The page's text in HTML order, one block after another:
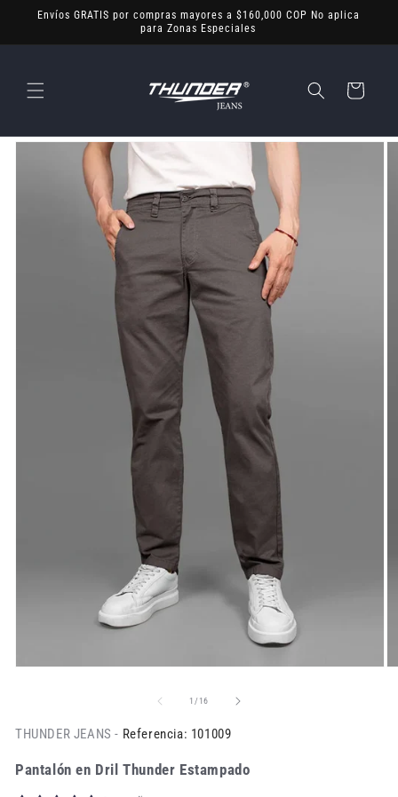
directamente
Envíos GRATIS por compras mayores a $160,000 COP No aplica
para Zonas Especiales
Carrito
directamente
información
del producto
1 /de
16
THUNDER JEANS - Referencia: 101009
Pantalón en Dril Thunder Estampado